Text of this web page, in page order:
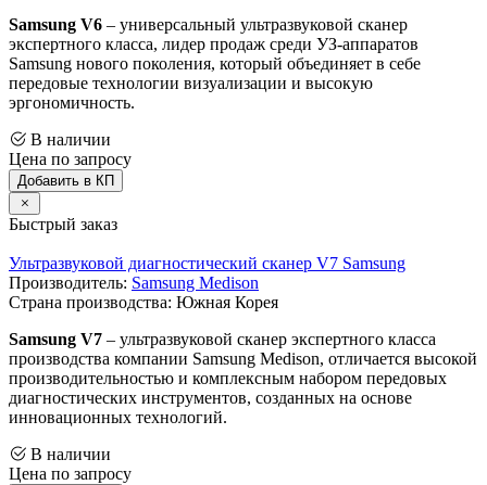
Samsung V6 – универсальный ультразвуковой сканер
экспертного класса, лидер продаж среди УЗ-аппаратов
Samsung нового поколения, который объединяет в себе
передовые технологии визуализации и высокую
эргономичность.
В наличии
Цена по запросу
Добавить в КП
Быстрый заказ
Ультразвуковой диагностический сканер V7 Samsung
Производитель: Samsung Medison
Страна производства: Южная Корея
Samsung V7 – ультразвуковой сканер экспертного класса
производства компании Samsung Medison, отличается высокой
производительностью и комплексным набором передовых
диагностических инструментов, созданных на основе
инновационных технологий.
В наличии
Цена по запросу